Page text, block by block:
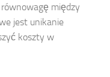
między
jest unikanie
koszty w